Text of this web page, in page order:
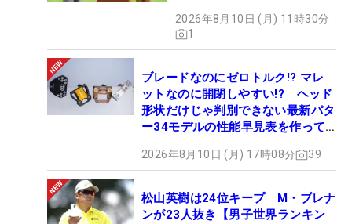
2026年8月10日 (月) 11時30分
1
ブレードなのにゼロトルク!? マレ
ットなのに開閉しやすい!? ヘッド
形状だけじゃ判別できない最新パタ
ー34モデルの性能早見表を作って
2026年8月10日 (月) 17時08分 39
松山英樹は24位キープ M・ブレナ
ンが23人抜き【男子世界ランキン